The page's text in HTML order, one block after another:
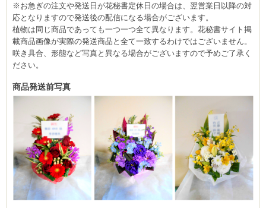
※お急ぎの注文や発送日が花秘書定休日の場合は、翌営業日以降の対
応となりますので発送後の配信になる場合がございます。
植物は同じ商品であっても一つ一つ全て異なります。花秘書サイト掲
載商品画像が実際の発送商品と全て一致するわけではございません。
咲き具合、形態など写真と異なる場合がございますので予めご了承く
ださい。
商品発送前写真